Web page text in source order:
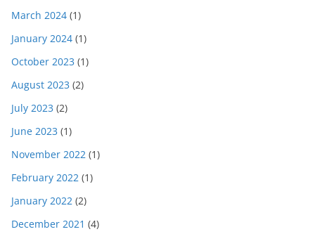
March 2024 (1)
January 2024 (1)
October 2023 (1)
August 2023 (2)
July 2023 (2)
June 2023 (1)
November 2022 (1)
February 2022 (1)
January 2022 (2)
December 2021 (4)